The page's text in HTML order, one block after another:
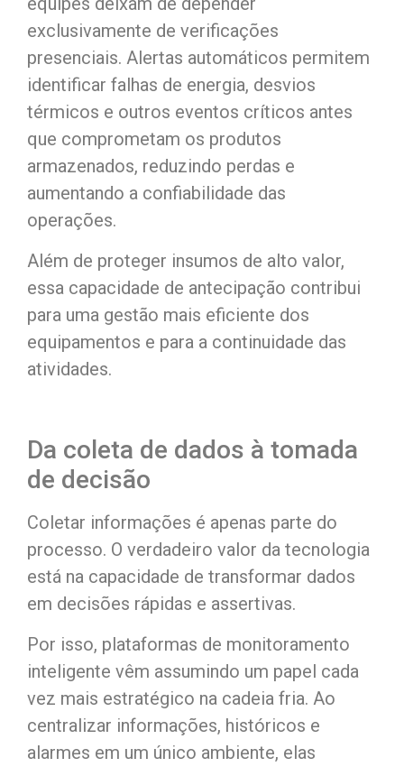
exclusivamente de verificações
presenciais. Alertas automáticos permitem
identificar falhas de energia, desvios
térmicos e outros eventos críticos antes
que comprometam os produtos
armazenados, reduzindo perdas e
aumentando a confiabilidade das
operações.
Além de proteger insumos de alto valor,
essa capacidade de antecipação contribui
para uma gestão mais eficiente dos
equipamentos e para a continuidade das
atividades.
Da coleta de dados à tomada
de decisão
Coletar informações é apenas parte do
processo. O verdadeiro valor da tecnologia
está na capacidade de transformar dados
em decisões rápidas e assertivas.
Por isso, plataformas de monitoramento
inteligente vêm assumindo um papel cada
vez mais estratégico na cadeia fria. Ao
centralizar informações, históricos e
alarmes em um único ambiente, elas